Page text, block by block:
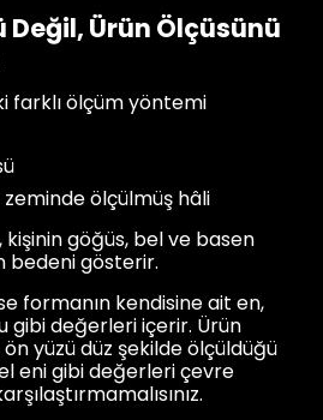
Değil, Ürün Ölçüsünü
farklı ölçüm yöntemi
zeminde ölçülmüş hâli
göğüs, bel ve basen
bedeni gösterir.
formanın kendisine ait en,
gibi değerleri içerir. Ürün
yüzü düz şekilde ölçüldüğü
eni gibi değerleri çevre